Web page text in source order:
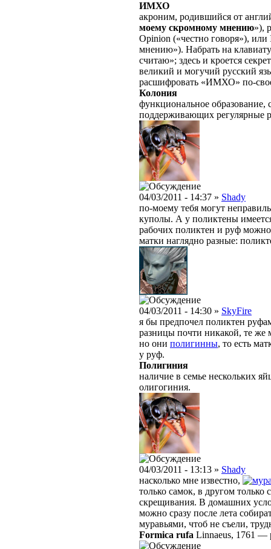
ИМХО
акроним, родившийся от
моему скромному мнению»),
Opinion («честно говоря»),
мнению»). Набрать на
считаю»; здесь и кроется
великий и могучий русский
расшифровать «ИМХО» по-
Колония
функциональное образование,
поддерживающих регулярные
04/03/2011 - 14:37 » Shady
по-моему тебя могут
куполы. А у поликтены
рабочих поликтен и руф
матки наглядно разные:
04/03/2011 - 14:30 » SkyFire
я бы предпочел поликтен
разницы почти никакой, те же
но они полигинны, то есть
у руф.
Полигиния
наличие в семье нескольких
олигогиния.
04/03/2011 - 13:13 » Shady
насколько мне известно,
только самок, в другом только
скрещивания. В домашних
можно сразу после лета
муравьями, чтоб не съели,
Formica rufa Linnaeus, 1761 —